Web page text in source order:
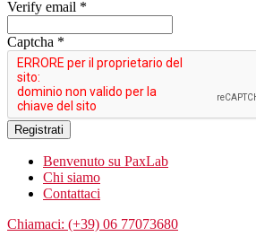
Verify email *
Captcha *
Registrati
Benvenuto su PaxLab
Chi siamo
Contattaci
Chiamaci: (+39) 06 77073680